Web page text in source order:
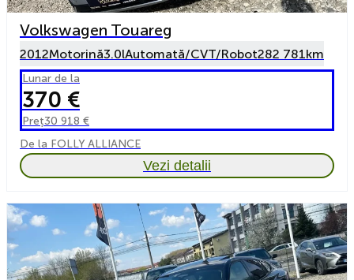
Volkswagen Touareg
2012Motorină3.0lAutomată/CVT/Robot282 781km
Lunar de la
370 €
Preț30 918 €
De la FOLLY ALLIANCE
Vezi detalii